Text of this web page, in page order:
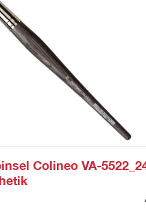
Colineo VA-